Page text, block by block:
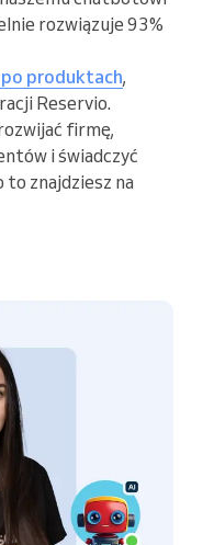
rozwiązuje 93%
produktach,
Reservio.
firmę,
i świadczyć
to znajdziesz na